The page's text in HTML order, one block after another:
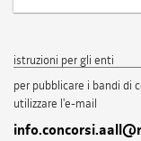
istruzioni per gli enti
per pubblicare i bandi di
utilizzare l'e-mail